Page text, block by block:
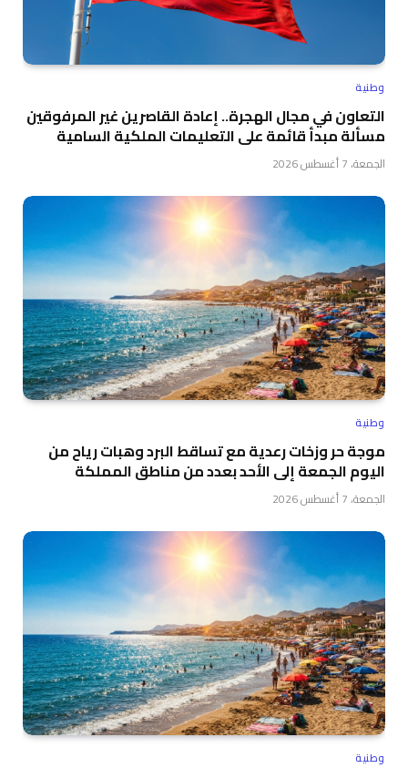
وطنية
التعاون في مجال الهجرة.. إعادة القاصرين غير المرفوقين
مسألة مبدأ قائمة على التعليمات الملكية السامية
الجمعة، 7 أغسطس 2026
وطنية
موجة حر وزخات رعدية مع تساقط البرد وهبات رياح من
اليوم الجمعة إلى الأحد بعدد من مناطق المملكة
الجمعة، 7 أغسطس 2026
وطنية